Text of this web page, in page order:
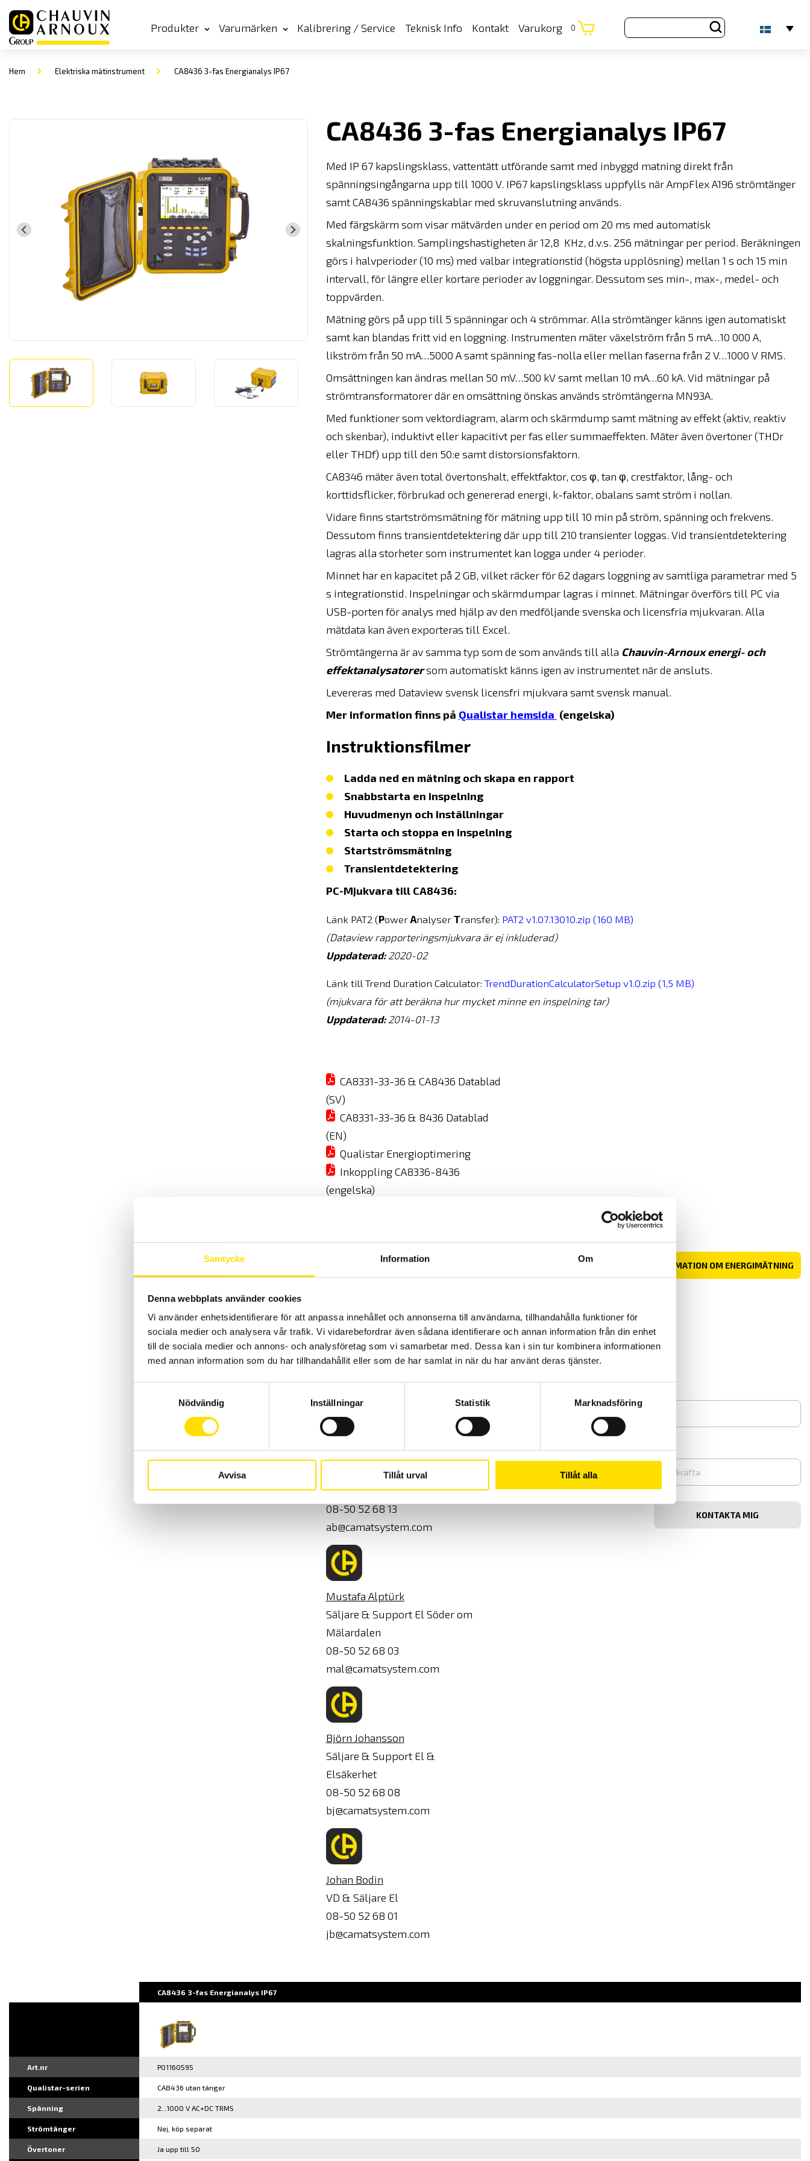
Samtycke Information Om
Denna webbplats använder cookies
Vi använder enhetsidentifierare för att anpassa innehållet och annonserna till användarna, tillhandahålla funktioner för
sociala medier och analysera vår trafik. Vi vidarebefordrar även sådana identifierare och annan information från din enhet
till de sociala medier och annons- och analysföretag som vi samarbetar med. Dessa kan i sin tur kombinera informationen
med annan information som du har tillhandahållit eller som de har samlat in när du har använt deras tjänster.
Nödvändig
Inställningar Statistik Marknadsföring
Avvisa Tillåt urval Tillåt alla
Produkter Varumärken Kalibrering / Service Teknisk Info Kontakt Varukorg 0
Hem Elektriska mätinstrument CA8436 3-fas Energianalys IP67
CA8436 3-fas Energianalys IP67
Med IP 67 kapslingsklass, vattentätt utförande samt med inbyggd matning direkt från
spänningsingångarna upp till 1000 V. IP67 kapslingsklass uppfylls när AmpFlex A196 strömtänger
samt CA8436 spänningskablar med skruvanslutning används.
Med färgskärm som visar mätvärden under en period om 20 ms med automatisk
skalningsfunktion. Samplingshastigheten är 12,8 KHz, d.v.s. 256 mätningar per period. Beräkningen
görs i halvperioder (10 ms) med valbar integrationstid (högsta upplösning) mellan 1 s och 15 min
intervall, för längre eller kortare perioder av loggningar. Dessutom ses min-, max-, medel- och
toppvärden.
Mätning görs på upp till 5 spänningar och 4 strömmar. Alla strömtänger känns igen automatiskt
samt kan blandas fritt vid en loggning. Instrumenten mäter växelström från 5 mA…10 000 A,
likström från 50 mA…5000 A samt spänning fas-nolla eller mellan faserna från 2 V…1000 V RMS.
Omsättningen kan ändras mellan 50 mV…500 kV samt mellan 10 mA…60 kA. Vid mätningar på
strömtransformatorer där en omsättning önskas används strömtängerna MN93A.
Med funktioner som vektordiagram, alarm och skärmdump samt mätning av effekt (aktiv, reaktiv
och skenbar), induktivt eller kapacitivt per fas eller summaeffekten. Mäter även övertoner (THDr
eller THDf) upp till den 50:e samt distorsionsfaktorn.
CA8346 mäter även total övertonshalt, effektfaktor, cos φ, tan φ, crestfaktor, lång- och
korttidsflicker, förbrukad och genererad energi, k-faktor, obalans samt ström i nollan.
Vidare finns startströmsmätning för mätning upp till 10 min på ström, spänning och frekvens.
Dessutom finns transientdetektering där upp till 210 transienter loggas. Vid transientdetektering
lagras alla storheter som instrumentet kan logga under 4 perioder.
Minnet har en kapacitet på 2 GB, vilket räcker för 62 dagars loggning av samtliga parametrar med 5
s integrationstid. Inspelningar och skärmdumpar lagras i minnet. Mätningar överförs till PC via
USB-porten för analys med hjälp av den medföljande svenska och licensfria mjukvaran. Alla
mätdata kan även exporteras till Excel.
Strömtängerna är av samma typ som de som används till alla Chauvin-Arnoux energi- och
effektanalysatorersom automatiskt känns igen av instrumentet när de ansluts.
Levereras med Dataview svensk licensfri mjukvara samt svensk manual.
Mer information finns på Qualistar hemsida (engelska)
Instruktionsfilmer
Ladda ned en mätning och skapa en rapport
Snabbstarta en inspelning
Huvudmenyn och inställningar
Starta och stoppa en inspelning
Startströmsmätning
Transientdetektering
PC-Mjukvara till CA8436:
Länk PAT2 (Power Analyser Transfer):
(Dataview rapporteringsmjukvara är ej inkluderad)
Uppdaterad: 2020-02
Länk till Trend Duration Calculator:
(mjukvara för att beräkna hur mycket minne en inspelning tar)
Uppdaterad:
2014-01-13
CA8331-33-36 & CA8436 Datablad
(SV)
CA8331-33-36 & 8436 Datablad
(EN)
Qualistar Energioptimering
Inkoppling CA8336-8436
(engelska)
SKRIV UT MER INFORMATION OM ENERGIMÄTNING
Tillverkare:
Chauvin-Arnoux
Alex Blom
Säljare & Support El Norr om
Mälardalen
08-50 52 68 13
ab@camatsystem.com
Mustafa Alptürk
Säljare & Support El Söder om
Mälardalen
08-50 52 68 03
mal@camatsystem.com
Björn Johansson
Säljare & Support El &
Elsäkerhet
08-50 52 68 08
bj@camatsystem.com
Johan Bodin
VD & Säljare El
08-50 52 68 01
jb@camatsystem.com
Ange
Bekräfta
CA8436 3-fas Energianalys IP67
Art.nr P01160595
Qualistar-serien CA8436 utan tänger
Spänning 2...1000 V AC+DC TRMS
Strömtänger Nej, köp separat
Övertoner Ja upp till 50